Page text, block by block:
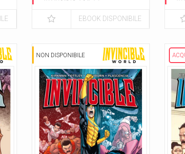
EBOOK DISPONIBILE
NON DISPONIBILE